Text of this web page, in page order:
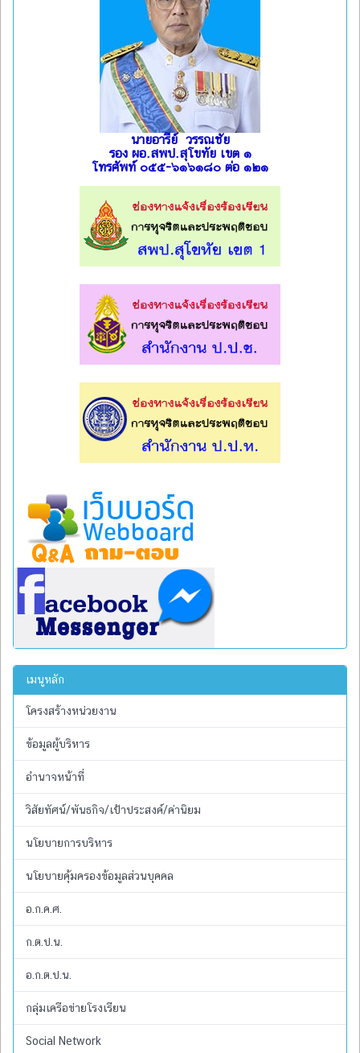
นายอารีย์ วรรณชัย
รอง ผอ.สพป.สุโขทัย เขต ๑
โทรศัพท์ ๐๕๕-๖๑๖๑๘๐ ต่อ ๑๒๑
เมนูหลัก
โครงสร้างหน่วยงาน
ข้อมูลผู้บริหาร
อำนาจหน้าที่
วิสัยทัศน์/พันธกิจ/เป้าประสงค์/ค่านิยม
นโยบายการบริหาร
นโยบายคุ้มครองข้อมูลส่วนบุคคล
อ.ก.ค.ศ.
ก.ต.ป.น.
อ.ก.ต.ป.น.
กลุ่มเครือข่ายโรงเรียน
Social Network